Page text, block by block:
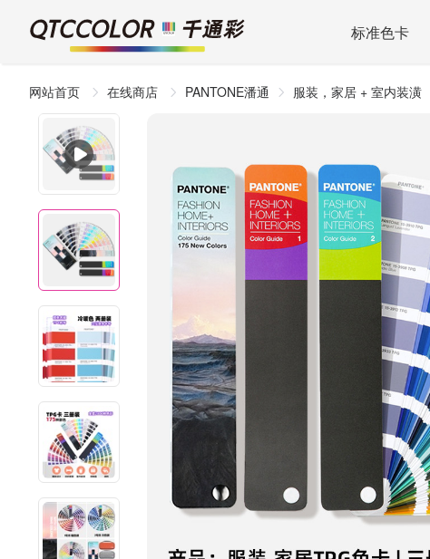
标准色卡
网站首页 在线商店 PANTONE潘通 服装，家居 + 室内装潢